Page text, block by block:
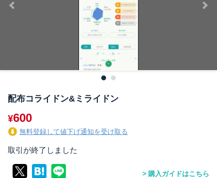
配布コライドン&ミライドン
¥600
無料登録して値下げ通知を受け取る
取引が終了しました
購入ガイドはこちら